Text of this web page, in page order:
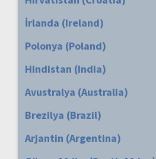
İrlanda (Ireland)
Polonya (Poland)
Hindistan (India)
Avustralya (Australia)
Brezilya (Brazil)
Arjantin (Argentina)